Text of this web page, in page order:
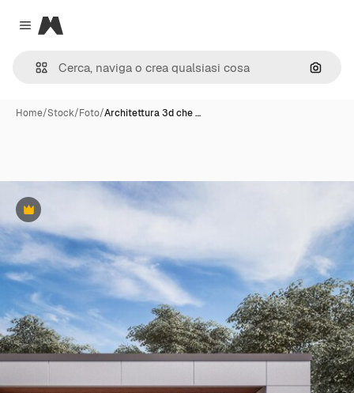
Close menu
Magnific
Cerca
Home/Stock/Foto/Architettura 3d che …
Premium